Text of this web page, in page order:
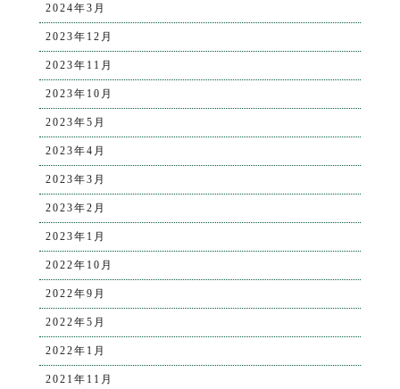
2024年3月
2023年12月
2023年11月
2023年10月
2023年5月
2023年4月
2023年3月
2023年2月
2023年1月
2022年10月
2022年9月
2022年5月
2022年1月
2021年11月